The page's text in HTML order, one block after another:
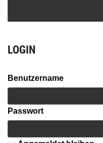
LOGIN
Benutzername
Passwort